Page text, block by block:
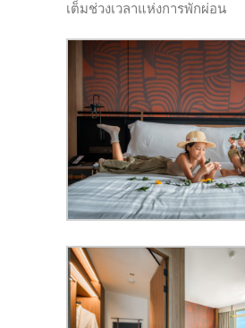
เต็มช่วงเวลาแห่งการพักผ่อน